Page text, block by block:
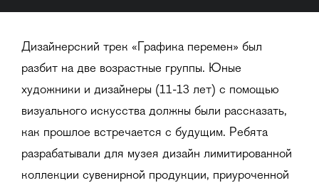
Дизайнерский трек «Графика перемен» был
разбит на две возрастные группы. Юные
художники и дизайнеры (11-13 лет) с помощью
визуального искусства должны были рассказать,
как прошлое встречается с будущим. Ребята
разрабатывали для музея дизайн лимитированной
коллекции сувенирной продукции, приуроченной